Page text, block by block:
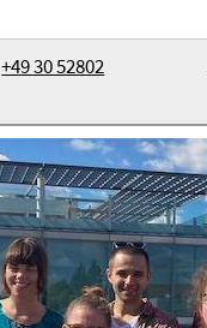
+49 30 52802